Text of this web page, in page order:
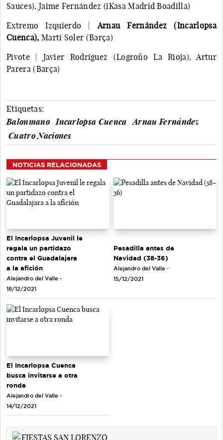
Sauces), Jaime Fernández (iKasa Madrid Boadilla)
Extremo Izquierdo | Arnau Fernández (Incarlopsa
Cuenca), Martí Soler (Barça)
Pivote | Javier Rodríguez (Logroño La Rioja), Artur
Parera (Barça)
Etiquetas:
Balonmano
Incarlopsa Cuenca
Arnau Fernández
Cuatro Naciones
NOTICIAS RELACIONADAS
El Incarlopsa Juvenil le
regala un partidazo
contra el Guadalajara
a la afición
Alejandro del Valle -
18/12/2021
Pesadilla antes de
Navidad (38-36)
Alejandro del Valle -
15/12/2021
El Incarlopsa Cuenca
busca invitarse a otra
ronda
Alejandro del Valle -
14/12/2021